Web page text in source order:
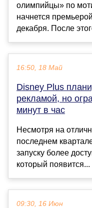
олимпийцы» по
начнется
декабря. После
16:50, 18 Май
Disney Plus
рекламой, но
минут в час
Несмотря на
последнем
запуску более
который появится...
09:30, 16 Июн